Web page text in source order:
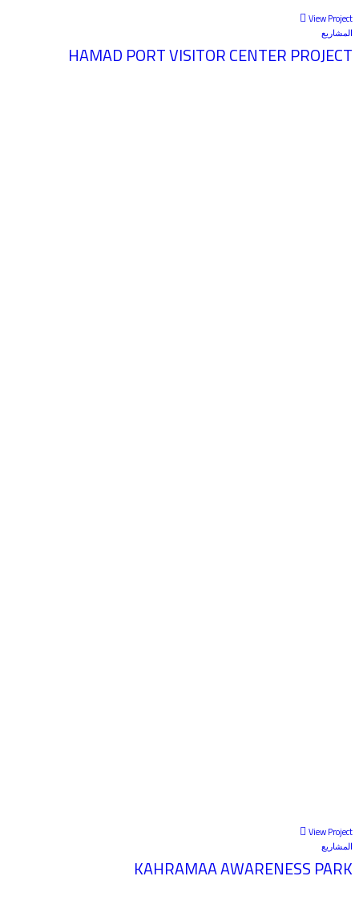
View Project
المشاريع
HAMAD PORT VISITOR CENTER PROJECT
View Project
المشاريع
KAHRAMAA AWARENESS PARK